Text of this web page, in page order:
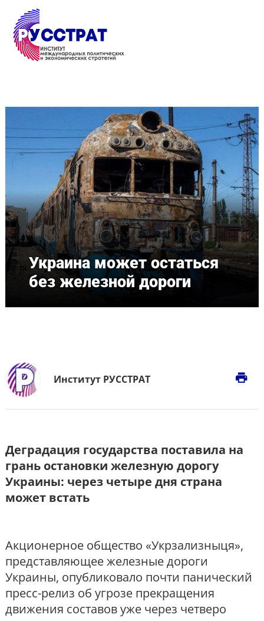
Перейти к основному содержанию
Украина может остаться
без железной дороги
Институт РУССТРАТ print
Деградация государства поставила на
грань остановки железную дорогу
Украины: через четыре дня страна
может встать
Акционерное общество «Укрзализныця»,
представляющее железные дороги
Украины, опубликовало почти панический
пресс-релиз об угрозе прекращения
движения составов уже через четверо